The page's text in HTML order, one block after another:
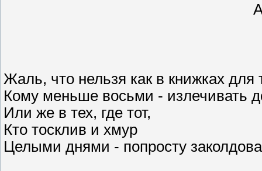
Жаль, что нельзя как в книжках для
Кому меньше восьми - излечивать
Или же в тех, где тот,
Кто тосклив и хмур
Целыми днями - попросту